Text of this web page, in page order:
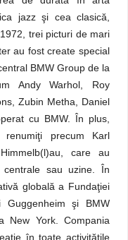
jazz şi cea clasică,
trei picturi de mari
au fost create special
BMW Group de la
Andy Warhol, Roy
Zubin Metha, Daniel
cu BMW. În plus,
precum Karl
care au
centrale sau uzine. În
globală a Fundaţiei
Guggenheim şi BMW
New York. Compania
în toate activităţile